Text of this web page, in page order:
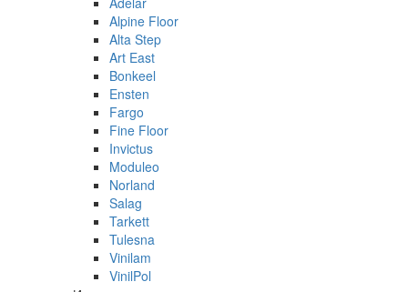
Alpine Floor
Alta Step
Art East
Bonkeel
Ensten
Fargo
Fine Floor
Invictus
Moduleo
Norland
Salag
Tarkett
Tulesna
Vinilam
VinilPol